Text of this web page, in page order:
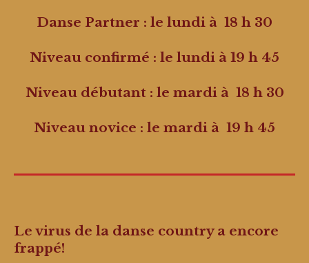
Danse Partner : le lundi à 18 h 30
Niveau confirmé : le lundi à 19 h 45
Niveau débutant : le mardi à 18 h 30
Niveau novice : le mardi à 19 h 45
Le virus de la danse country a encore
frappé!